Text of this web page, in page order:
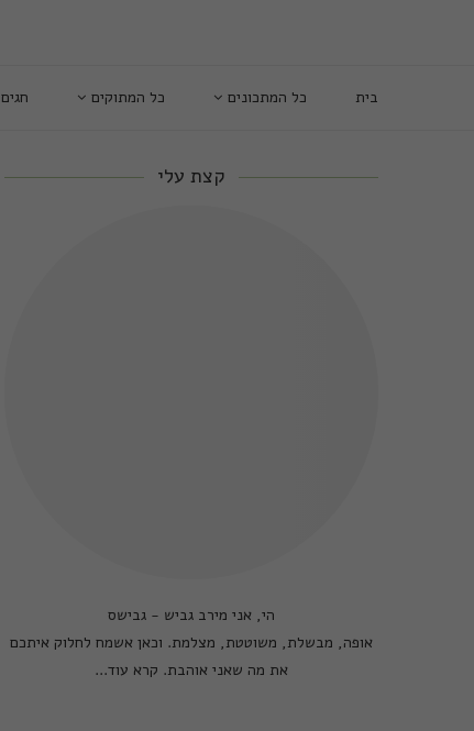
בית כל המתכונים כל המתוקים חגים
קצת עלי
הי, אני מירב גביש - גבישס
אופה, מבשלת, משוטטת, מצלמת. וכאן אשמח לחלוק איתכם
את מה שאני אוהבת. קרא עוד...